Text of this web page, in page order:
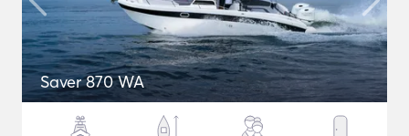
Saver 870 WA